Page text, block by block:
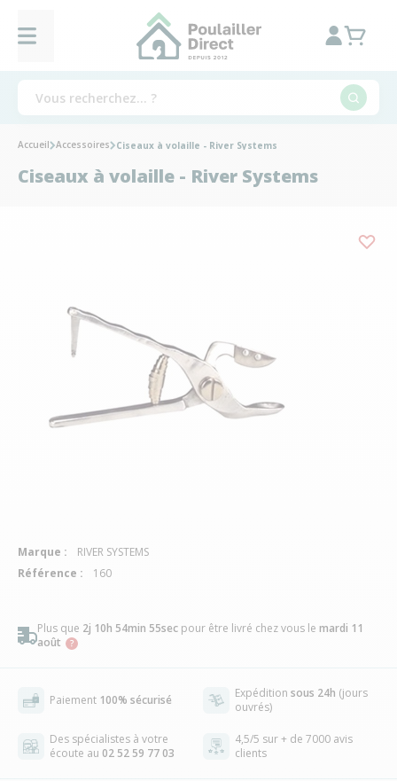
Plus que 2j 10h 54min 54sec pour être livré chez vous le mardi 11
août
Paiement 100% sécurisé Expédition sous 24h (jours
ouvrés)
Des spécialistes à votre
écoute au 02 52 59 77 03
4,5/5 sur + de 7000 avis
clients
Accueil Accessoires Ciseaux à volaille - River Systems
Ciseaux à volaille - River Systems
Marque :
RIVER SYSTEMS
Référence :
160